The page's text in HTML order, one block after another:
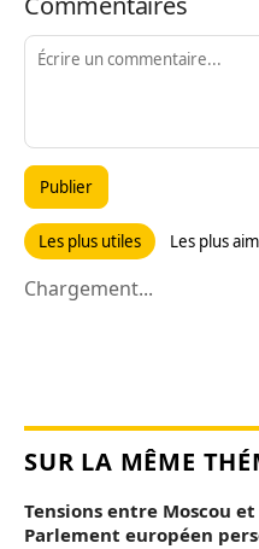
Publier
Les plus utiles Les plus
Chargement...
SUR LA MÊME
Tensions entre Moscou
Parlement européen